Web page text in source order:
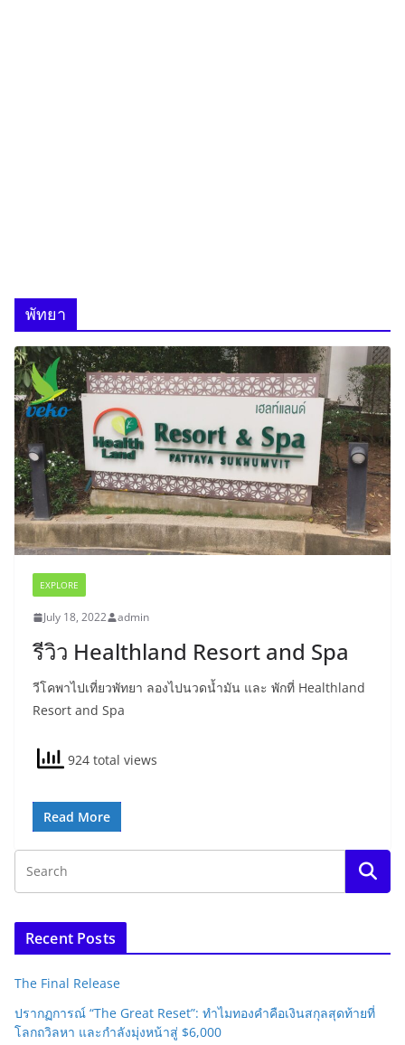
พัทยา
EXPLORE
July 18, 2022 admin
รีวิว Healthland Resort and Spa
วีโคพาไปเที่ยวพัทยา ลองไปนวดน้ำมัน และ พักที่ Healthland
Resort and Spa
924 total views
Read More
Recent Posts
The Final Release
ปรากฏการณ์ “The Great Reset”: ทำไมทองคำคือเงินสกุลสุดท้ายที่
โลกถวิลหา และกำลังมุ่งหน้าสู่ $6,000